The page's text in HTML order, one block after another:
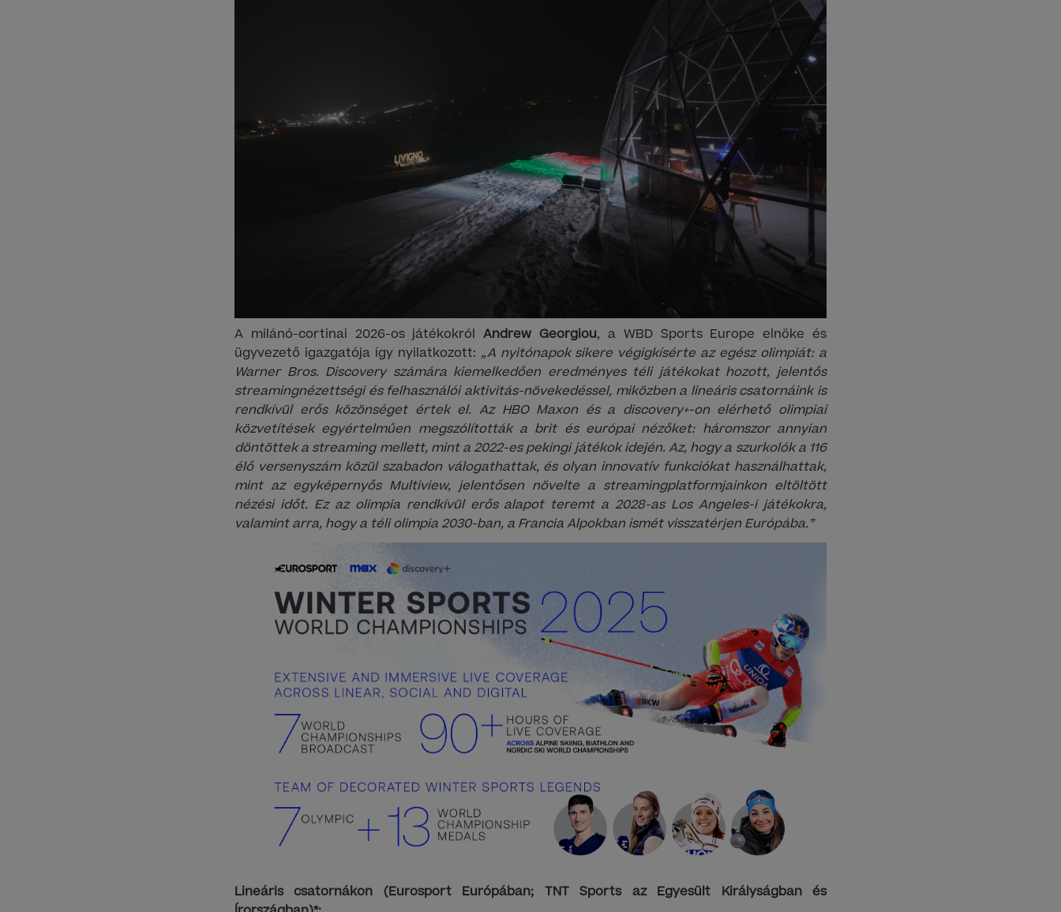
A milánó-cortinai 2026-os játékokrólAndrew Georgiou , a WBD Sports Europe elnöke és
ügyvezető igazgatója így nyilatkozott: „A nyitónapok sikere végigkísérte az egész olimpiát: a
Warner Bros. Discovery számára kiemelkedően eredményes téli játékokat hozott, jelentős
streamingnézettségi és felhasználói aktivitás-növekedéssel, miközben a lineáris csatornáink is
rendkívül erős közönséget értek el. Az HBO Maxon és a discovery+-on elérhető olimpiai
közvetítések egyértelműen megszólították a brit és európai nézőket: háromszor annyian
döntöttek a streaming mellett, mint a 2022-es pekingi játékok idején. Az, hogy a szurkolók a 116
élő versenyszám közül szabadon válogathattak, és olyan innovatív funkciókat használhattak,
mint az egyképernyős Multiview, jelentősen növelte a streamingplatformjainkon eltöltött
nézési időt. Ez az olimpia rendkívül erős alapot teremt a 2028-as Los Angeles-i játékokra,
valamint arra, hogy a téli olimpia 2030-ban, a Francia Alpokban ismét visszatérjen Európába.”
Lineáris csatornákon (Eurosport Európában; TNT Sports az Egyesült Királyságban és